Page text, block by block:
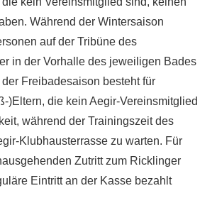
Während der Wintersaison
auf der Tribüne des
in der Vorhalle des jeweiligen Bades
Freibadesaison besteht für
)Eltern, die kein Aegir-Vereinsmitglied
während der Trainingszeit des
Klubhausterrasse zu warten. Für
Zutritt zum Ricklinger
Eintritt an der Kasse bezahlt